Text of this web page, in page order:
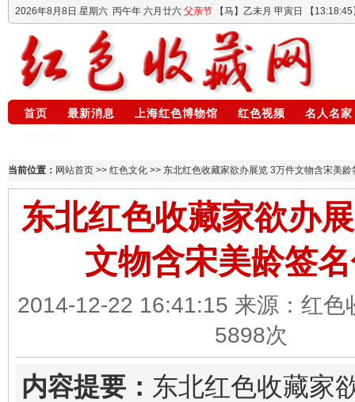
2026年8月8日 星期六 丙午年 六月廿六 父亲节 【马】乙未月 甲寅日 【 13:18:46
首页 最新消息 上海红色博物馆 红色视频
名人名家
当前位置： 网站首页 >> 红色文化 >> 东北红色收藏家欲办展览 3万件文物含宋美龄
东北红色收藏家欲办
文物含宋美龄签
2014-12-22 16:41:15 来源：红色
5898次
内容提要： 东北红色收藏家